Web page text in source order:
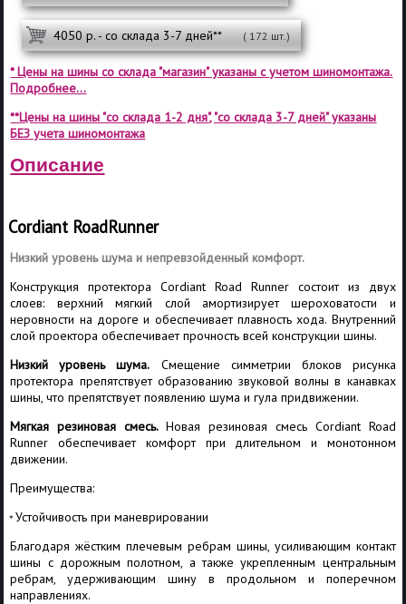
4050 р. - со склада 3-7 дней** ( 172 шт.)
* Цены на шины со склада "магазин" указаны с учетом шиномонтажа.
Подробнее...
**Цены на шины "со склада 1-2 дня", "со склада 3-7 дней" указаны
БЕЗ учета шиномонтажа
Описание
Cordiant RoadRunner
Низкий уровень шума и непревзойденный комфорт.
Конструкция протектора Cordiant Road Runner состоит из двух
слоев: верхний мягкий слой амортизирует шероховатости и
неровности на дороге и обеспечивает плавность хода. Внутренний
слой проектора обеспечивает прочность всей конструкции шины.
Низкий уровень шума. Смещение симметрии блоков рисунка
протектора препятствует образованию звуковой волны в канавках
шины, что препятствует появлению шума и гула придвижении.
Мягкая резиновая смесь.Новая резиновая смесь Cordiant Road
Runner обеспечивает комфорт при длительном и монотонном
движении.
Преимущества:
Устойчивость при маневрировании
Благодаря жёстким плечевым ребрам шины, усиливающим контакт
шины с дорожным полотном, а также укрепленным центральным
ребрам, удерживающим шину в продольном и поперечном
направлениях.